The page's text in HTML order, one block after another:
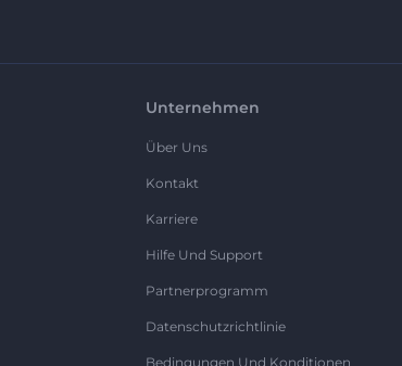
Unternehmen
Über Uns
Kontakt
Karriere
Hilfe Und Support
Partnerprogramm
Datenschutzrichtlinie
Bedingungen Und Konditionen